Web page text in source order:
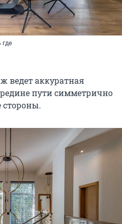
где
ведет аккуратная
пути симметрично
стороны.